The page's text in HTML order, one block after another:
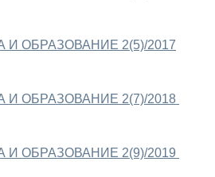
ОБРАЗОВАНИЕ 2(5)/2017
ОБРАЗОВАНИЕ 2(7)/2018
ОБРАЗОВАНИЕ 2(9)/2019